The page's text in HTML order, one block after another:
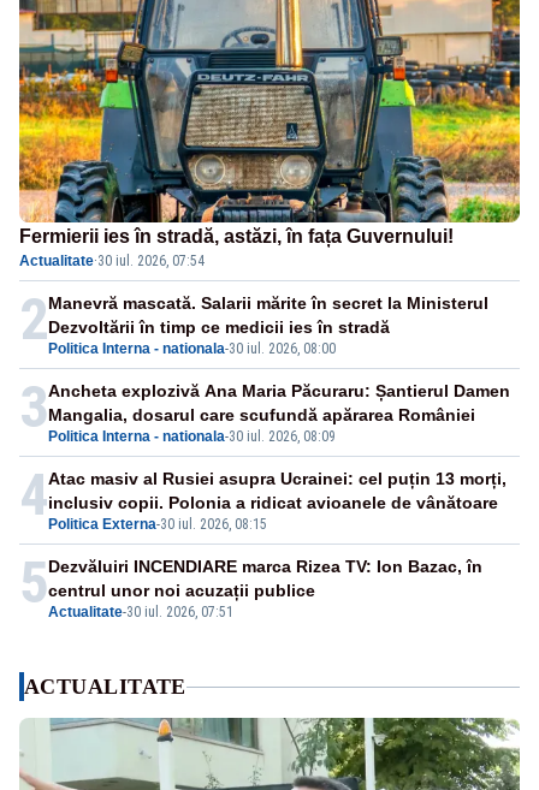
Fermierii ies în stradă, astăzi, în fața Guvernului!
Actualitate·30 iul. 2026, 07:54
2 Politica Interna - nationala-30 iul. 2026, 08:00
Manevră mascată. Salarii mărite în secret la Ministerul
Dezvoltării în timp ce medicii ies în stradă
3 Politica Interna - nationala-30 iul. 2026, 08:09
Ancheta explozivă Ana Maria Păcuraru: Șantierul Damen
Mangalia, dosarul care scufundă apărarea României
4 Politica Externa-30 iul. 2026, 08:15
Atac masiv al Rusiei asupra Ucrainei: cel puțin 13 morți,
inclusiv copii. Polonia a ridicat avioanele de vânătoare
5Actualitate-30 iul. 2026, 07:51
Dezvăluiri INCENDIARE marca Rizea TV: Ion Bazac, în
centrul unor noi acuzații publice
ACTUALITATE